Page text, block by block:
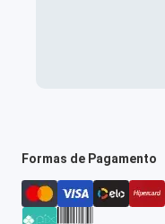
Formas de Pagamento